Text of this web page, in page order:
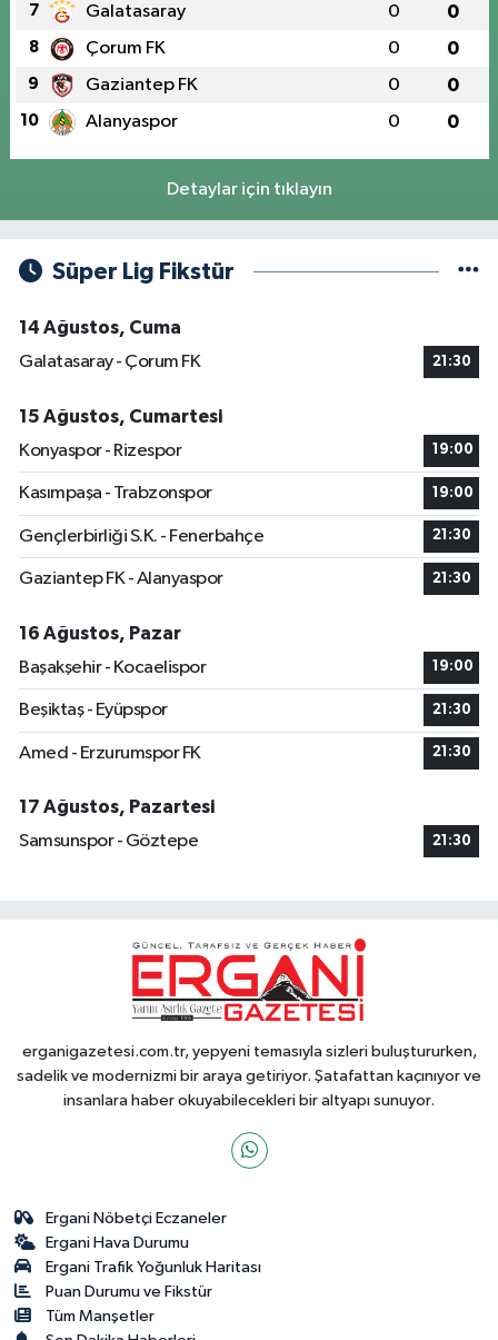
7 Galatasaray 0 0
8 Çorum FK 0 0
9 Gaziantep FK 0 0
10 Alanyaspor 0 0
Detaylar için tıklayın
Süper Lig Fikstür
14 Ağustos, Cuma
Galatasaray - Çorum FK
21:30
15 Ağustos, Cumartesi
Konyaspor - Rizespor
19:00
Kasımpaşa - Trabzonspor 19:00
Gençlerbirliği S.K. - Fenerbahçe 21:30
Gaziantep FK - Alanyaspor 21:30
16 Ağustos, Pazar
Başakşehir - Kocaelispor
19:00
Beşiktaş - Eyüpspor 21:30
Amed - Erzurumspor FK 21:30
17 Ağustos, Pazartesi
Samsunspor - Göztepe
21:30
erganigazetesi.com.tr, yepyeni temasıyla sizleri buluştururken,
sadelik ve modernizmi bir araya getiriyor. Şatafattan kaçınıyor ve
insanlara haber okuyabilecekleri bir altyapı sunuyor.
Ergani Nöbetçi Eczaneler
Ergani Hava Durumu
Ergani Trafik Yoğunluk Haritası
Puan Durumu ve Fikstür
Tüm Manşetler